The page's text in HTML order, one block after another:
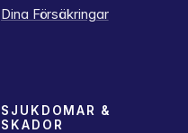
Dina Försäkringar
SJUKDOMAR &
SKADOR